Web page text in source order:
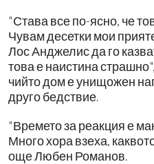
"Става все по-ясно, че
Чувам десетки мои
Лос Анджелис да го
това е наистина
чийто дом е унищожен
друго бедствие.
"Времето за реакция е
Много хора взеха,
още Любен Романов.